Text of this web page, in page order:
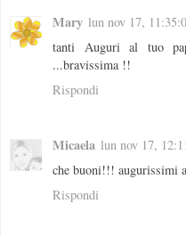
Mary lun nov 17,
tanti Auguri al tuo
...bravissima !!
Rispondi
Micaela lun nov 17,
che buoni!!! augurissimi
Rispondi